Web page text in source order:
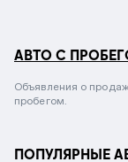
АВТО С
Объявления о
пробегом.
ПОПУЛЯРНЫЕ